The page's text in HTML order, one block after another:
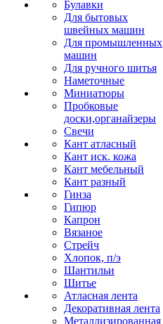
Булавки
Для бытовых
швейных машин
Для промышленных
машин
Для ручного шитья
Наметочные
Миниатюры
Пробковые
доски,органайзеры
Свечи
Кант атласный
Кант иск. кожа
Кант мебельный
Кант разный
Гинза
Гипюр
Капрон
Вязаное
Стрейч
Хлопок, п/э
Шантильи
Шитье
Атласная лента
Декоративная лента
Металлизированная